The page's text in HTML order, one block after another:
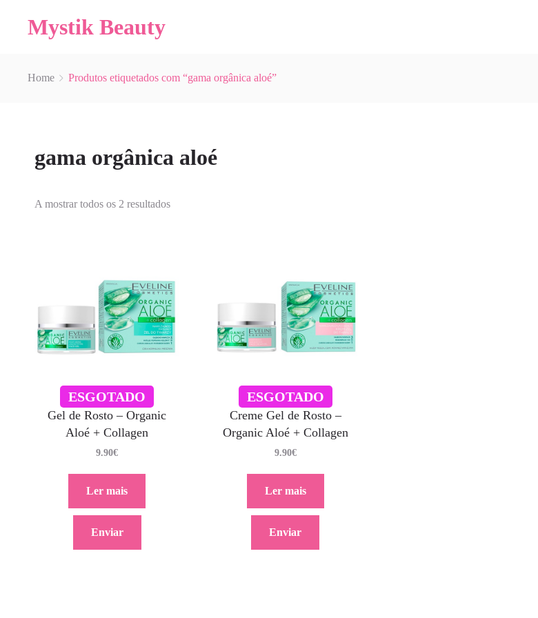
Mystik Beauty
Home Produtos etiquetados com “gama orgânica aloé”
gama orgânica aloé
A mostrar todos os 2 resultados
ESGOTADO
Gel de Rosto – Organic
Aloé + Collagen
9.90€
Ler mais
Enviar
ESGOTADO
Creme Gel de Rosto –
Organic Aloé + Collagen
9.90€
Ler mais
Enviar